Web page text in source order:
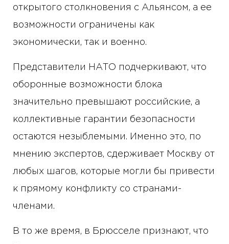
открытого столкновения с Альянсом, а ее
возможности ограничены как
экономически, так и военно.
Представители НАТО подчеркивают, что
оборонные возможности блока
значительно превышают российские, а
коллективные гарантии безопасности
остаются незыблемыми. Именно это, по
мнению экспертов, сдерживает Москву от
любых шагов, которые могли бы привести
к прямому конфликту со странами-
членами.
В то же время, в Брюсселе признают, что